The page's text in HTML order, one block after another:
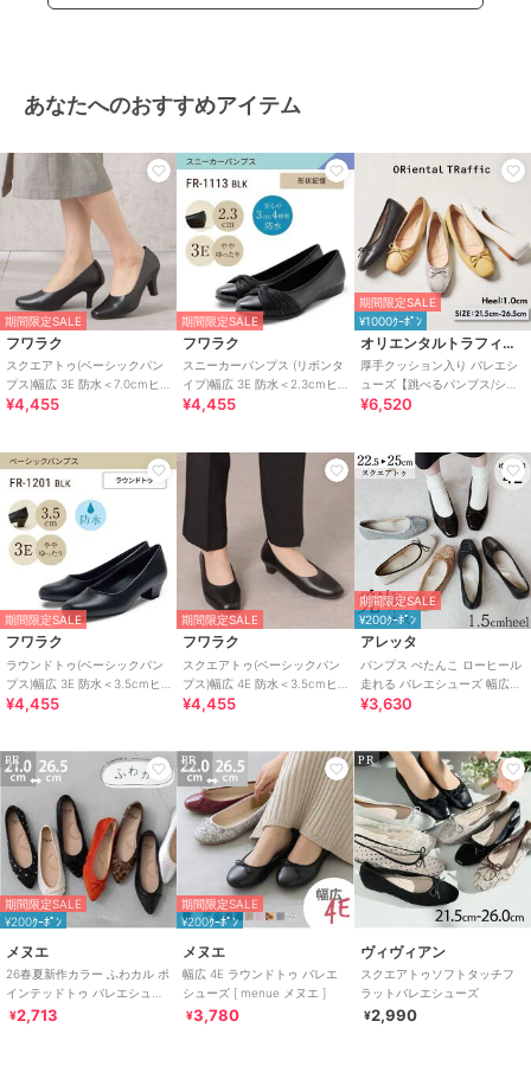
あなたへのおすすめアイテム
期間限定SALE
フワラク
スクエアトゥ(ベーシックパン
プス)幅広 3E 防水＜7.0cmヒ
ール＞【21.5cm～25.5cm】
¥4,455
期間限定SALE
フワラク
スニーカーパンプス (リボンタ
イプ)幅広 3E 防水＜2.3cmヒ
ール＞
¥4,455
期間限定SALE
¥1000ｸｰﾎﾟﾝ
オリエンタルトラフィック
厚手クッション入り バレエシ
ューズ【跳べるパンプス/シリ
ーズ累計販売数150万足突
¥6,520
期間限定SALE
フワラク
ラウンドトゥ(ベーシックパン
プス)幅広 3E 防水＜3.5cmヒ
ール＞【21.5cm～25.5cm】
¥4,455
期間限定SALE
フワラク
スクエアトゥ(ベーシックパン
プス)幅広 4E 防水＜3.5cmヒ
ール＞【21.5cm～25.5cm】
¥4,455
期間限定SALE
¥200ｸｰﾎﾟﾝ
アレッタ
パンプス ぺたんこ ローヒール
走れる バレエシューズ 幅広
4E 1.5cmヒール
¥3,630
PR
期間限定SALE
¥200ｸｰﾎﾟﾝ
メヌエ
26春夏新作カラー ふわカル ポ
インテッドトゥ バレエシュー
ズ [ menue メヌエ ]
¥2,713
PR
期間限定SALE
¥200ｸｰﾎﾟﾝ
メヌエ
幅広 4E ラウンドトゥ バレエ
シューズ [ menue メヌエ ]
¥3,780
PR
ヴィヴィアン
スクエアトゥソフトタッチフ
ラットバレエシューズ
¥2,990